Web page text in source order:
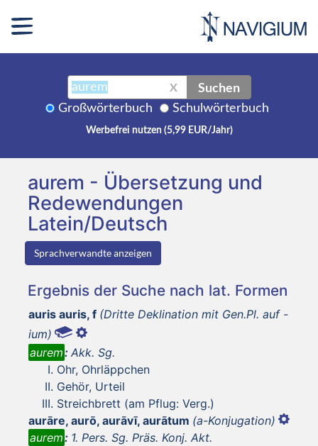
X Suchen
Großwörterbuch Schulwörterbuch
Werbefrei nutzen (5,99 EUR/Jahr)
aurem - Übersetzung und
Redewendungen
Latein/Deutsch
Sprachverwandte anzeigen
Ergebnis der Suche nach lat. Formen
auris auris, f (Dritte Deklination mit Gen.Pl. auf -
ium)
aurem: Akk. Sg.
Ohr, Ohrläppchen
Gehör, Urteil
Streichbrett (am Pflug: Verg.)
aurāre, aurō, aurāvī, aurātum (a-Konjugation)
aurem: 1. Pers. Sg. Präs. Konj. Akt.